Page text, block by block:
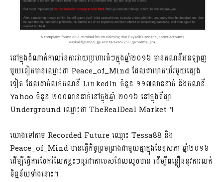
នៅក្នុងដំណាក់កាលនៃការវាយប្រហារធំៗក្នុងឆ្នាំ២០១៦ មានគណនីអនឡាញ
មួយទៀតមានឈ្មោះថា Peace_of_Mind ដែលជាហេគឃ័រមួយផ្សេង
ទៀត ដែលដាក់លក់គណនី LinkedIn ចំនួន ១១៧លាននាក់ និងគណនី
Yahoo ចំនួន ២០០លាននាក់នៅក្នុងឆ្នាំ ២០១៦ នៅក្នុងទីផ្សា
Underground ឈ្មោះថា TheRealDeal Market​ ។
យោងទៅតាម Recorded Future ឈ្មោះ Tessa88 និង
Peace_of_Mind បានធ្វើកិច្ចព្រមព្រាងជាមួយគ្នាក្នុងខែឧសភា ឆ្នាំ២០១៦
ដើម្បីធ្វើការចែករំលែកខ្លះៗនូវដាតាបេសដែលលួចបាន ដើម្បីពន្លឿននូវការលក់
ទិន្នន័យទាំងនោះ។